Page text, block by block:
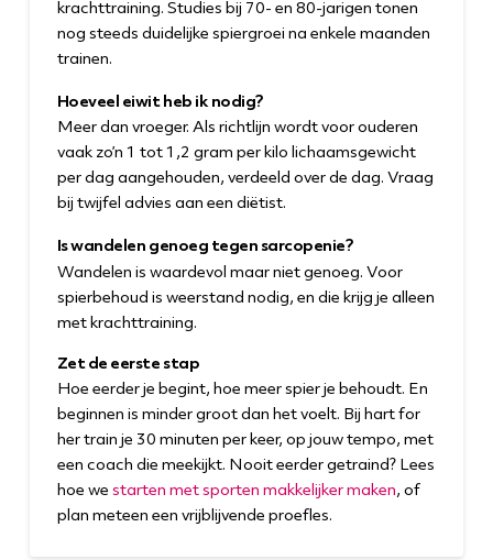
krachttraining. Studies bij 70- en 80-jarigen tonen
nog steeds duidelijke spiergroei na enkele maanden
trainen.
Hoeveel eiwit heb ik nodig?
Meer dan vroeger. Als richtlijn wordt voor ouderen
vaak zo’n 1 tot 1,2 gram per kilo lichaamsgewicht
per dag aangehouden, verdeeld over de dag. Vraag
bij twijfel advies aan een diëtist.
Is wandelen genoeg tegen sarcopenie?
Wandelen is waardevol maar niet genoeg. Voor
spierbehoud is weerstand nodig, en die krijg je alleen
met krachttraining.
Zet de eerste stap
Hoe eerder je begint, hoe meer spier je behoudt. En
beginnen is minder groot dan het voelt. Bij hart for
her train je 30 minuten per keer, op jouw tempo, met
een coach die meekijkt. Nooit eerder getraind? Lees
hoe we starten met sporten makkelijker maken, of
plan meteen een vrijblijvende proefles.